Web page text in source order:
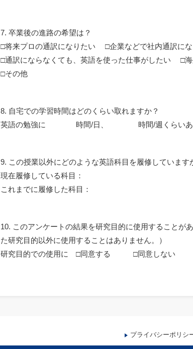
7. 卒業後の進路の希望は？
□将来プロの通訳になりたい □企業などで社内通訳にな
□通訳にならなくても、英語を使った仕事がしたい □海
□その他
8. 自宅での学習時間はどのくらい取れますか？
英語の勉強に 時間/日、 時間/週くらいあて
9. この授業以外にどのような英語科目を履修していま
現在履修している科目：
これまでに履修した科目：
10. このアンケートの結果を研究目的に使用することが
た研究目的以外に使用することはありません。）
研究目的での使用に □同意する □同意しない
プライバシーポリシ